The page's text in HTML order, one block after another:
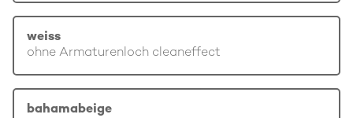
weiss
ohne Armaturenloch cleaneffect
bahamabeige